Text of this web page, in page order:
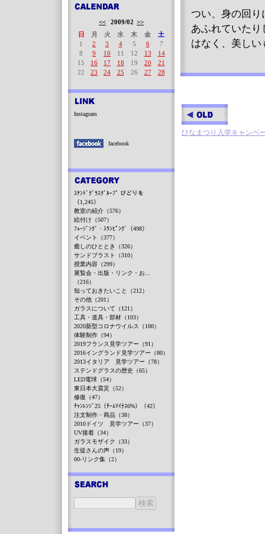
つい、身の回り
あふれていた
はなく、美し
ひなまつり入学キャンペ
<< 2009/02 >>
日
月 火 水 木 金
土
1
2 3 4 5 6
7
8
9 10 11 12 13
14
15
16 17 18 19 20
21
22
23 24 25 26 27 28
Instagram
facebook
ｽﾃﾝﾄﾞｸﾞﾗｽｸﾞﾙｰﾌﾟ びどりを
（1,245）
教室の紹介（576）
絵付け（507）
ﾌｭｰｼﾞﾝｸﾞ・ｽﾗﾝﾋﾟﾝｸﾞ（498）
イベント（377）
癒しのひととき（326）
サンドブラスト（310）
授業内容（299）
展覧会・出版・リンク・お...
（216）
知っておきたいこと（212）
その他（201）
ガラスについて（121）
工具・道具・部材（103）
2020新型コロナウイルス（100）
体験制作（94）
2019フランス見学ツアー（91）
2016イングランド見学ツアー（80）
2013イタリア 見学ツアー（78）
ステンドグラスの歴史（65）
LED電球（54）
東日本大震災（52）
修復（47）
ﾁｬﾝﾚﾝｼﾞ25（ﾁｰﾑﾏｲﾅｽ6%）（42）
注文制作・商品（38）
2010ドイツ 見学ツアー（37）
UV接着（34）
ガラスモザイク（33）
生徒さんの声（19）
00-リンク集（2）